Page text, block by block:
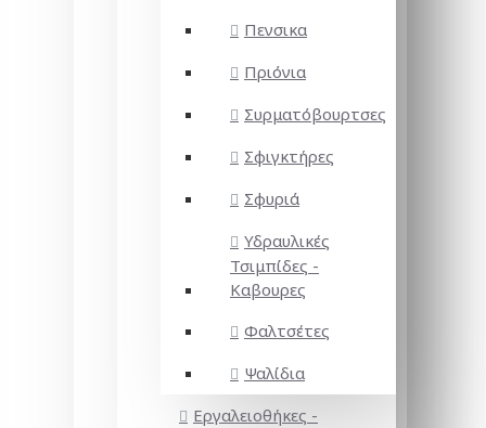
Πενσικα
Πριόνια
Συρματόβουρτσες
Σφιγκτήρες
Σφυριά
Υδραυλικές
Τσιμπίδες -
Καβουρες
Φαλτσέτες
Ψαλίδια
Εργαλειοθήκες -